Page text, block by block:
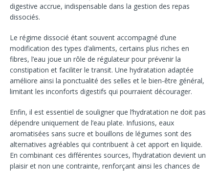
digestive accrue, indispensable dans la gestion des repas
dissociés.
Le régime dissocié étant souvent accompagné d’une
modification des types d’aliments, certains plus riches en
fibres, l’eau joue un rôle de régulateur pour prévenir la
constipation et faciliter le transit. Une hydratation adaptée
améliore ainsi la ponctualité des selles et le bien-être général,
limitant les inconforts digestifs qui pourraient décourager.
Enfin, il est essentiel de souligner que l’hydratation ne doit pas
dépendre uniquement de l’eau plate. Infusions, eaux
aromatisées sans sucre et bouillons de légumes sont des
alternatives agréables qui contribuent à cet apport en liquide.
En combinant ces différentes sources, l’hydratation devient un
plaisir et non une contrainte, renforçant ainsi les chances de